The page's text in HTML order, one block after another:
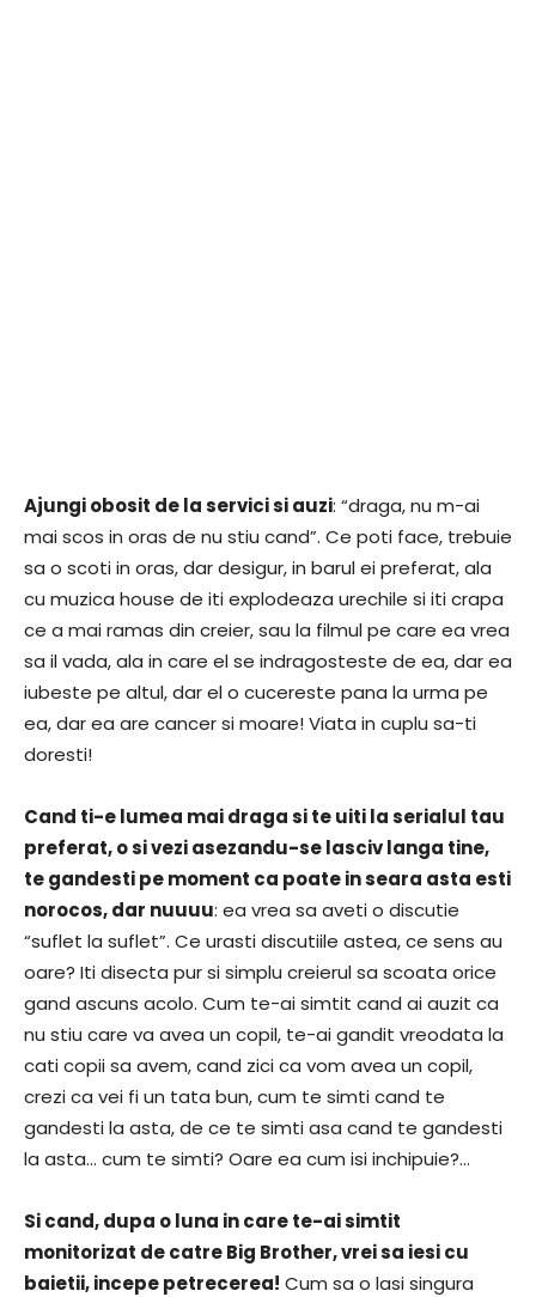
Ajungi obosit de la servici si auzi: “draga, nu m-ai
mai scos in oras de nu stiu cand”. Ce poti face, trebuie
sa o scoti in oras, dar desigur, in barul ei preferat, ala
cu muzica house de iti explodeaza urechile si iti crapa
ce a mai ramas din creier, sau la filmul pe care ea vrea
sa il vada, ala in care el se indragosteste de ea, dar ea
iubeste pe altul, dar el o cucereste pana la urma pe
ea, dar ea are cancer si moare! Viata in cuplu sa-ti
doresti!
Cand ti-e lumea mai draga si te uiti la serialul tau
preferat, o si vezi asezandu-se lasciv langa tine,
te gandesti pe moment ca poate in seara asta esti
norocos, dar nuuuu: ea vrea sa aveti o discutie
“suflet la suflet”. Ce urasti discutiile astea, ce sens au
oare? Iti disecta pur si simplu creierul sa scoata orice
gand ascuns acolo. Cum te-ai simtit cand ai auzit ca
nu stiu care va avea un copil, te-ai gandit vreodata la
cati copii sa avem, cand zici ca vom avea un copil,
crezi ca vei fi un tata bun, cum te simti cand te
gandesti la asta, de ce te simti asa cand te gandesti
la asta… cum te simti? Oare ea cum isi inchipuie?…
Si cand, dupa o luna in care te-ai simtit
monitorizat de catre Big Brother, vrei sa iesi cu
baietii, incepe petrecerea! Cum sa o lasi singura